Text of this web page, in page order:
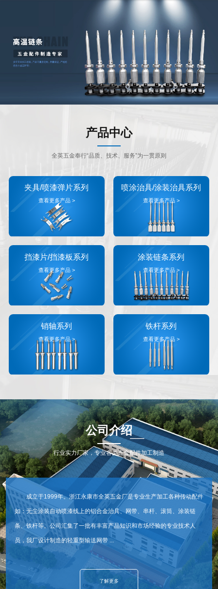
产品中心
全英五金奉行“品质、技术、服务”为一贯原则
夹具/喷漆弹片系列
查看更多产品 >
喷涂治具/涂装治具系列
查看更多产品 >
挡漆片/挡漆板系列
查看更多产品 >
涂装链条系列
查看更多产品 >
销轴系列
查看更多产品 >
铁杆系列
查看更多产品 >
公司介绍
行业实力厂家，专业各类五金配件加工制造
成立于1999年。浙江永康市全英五金厂是专业生产加工各种传动配件
如：无尘涂装自动喷漆线上的铝合金治具、网带、串杆、滚筒、涂装链
条、铁杆等。公司汇集了一批有丰富产品知识和市场经验的专业技术人
员，我厂设计制造的轻重型输送网带 ...
了解更多